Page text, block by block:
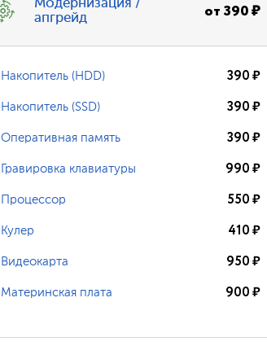
Модернизация /
апгрейд
от390₽
Накопитель (HDD) 390₽
Накопитель (SSD) 390₽
Оперативная память 390₽
Гравировка клавиатуры 990₽
Процессор 550₽
Кулер 410₽
Видеокарта 950₽
Материнская плата 900₽